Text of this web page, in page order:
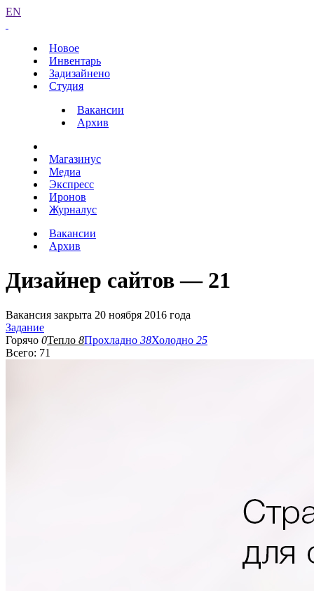
EN
Новое
Инвентарь
Задизайнено
Студия
Вакансии
Архив
Магазинус
Медиа
Экспресс
Иронов
Журналус
Вакансии
Архив
Дизайнер сайтов — 21
Вакансия закрыта 20 ноября 2016 года
Задание
Горячо 0Тепло 8Прохладно 38Холодно 25
Всего: 71